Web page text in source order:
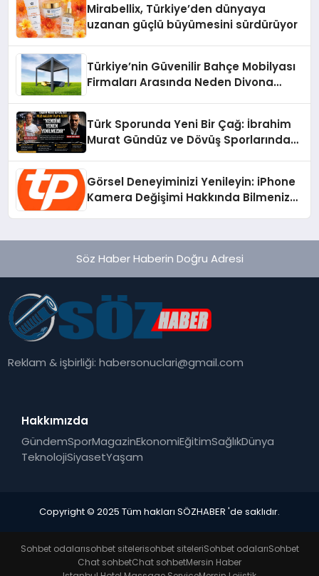
Mirabellix, Türkiye’den dünyaya
uzanan güçlü büyümesini sürdürüyor
Türkiye’nin Güvenilir Bahçe Mobilyası
Firmaları Arasında Neden Divona
Türk Sporunda Yeni Bir Çağ: İbrahim
Murat Gündüz ve Dövüş Sporlarında
Görsel Deneyiminizi Yenileyin: iPhone
Kamera Değişimi Hakkında Bilmeniz
Söz Haber Haberin Doğru Adresi
Reklam & işbirliği:habersonuclari@gmail.com
Hakkımızda
GündemSporMagazinEkonomiEğitimSağlıkDünya
TeknolojiSiyasetYaşam
Copyright © 2025 Tüm hakları SÖZHABER 'de saklıdır.
Sohbet odalarısohbet sitelerisohbet siteleriSohbet odalarıSohbet
Chat sohbetChat sohbetMersin Haber